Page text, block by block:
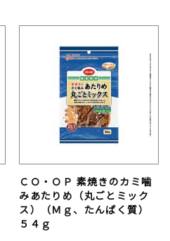
ＣＯ・ＯＰ 素焼きのカミ噛
みあたりめ（丸ごとミック
ス）（Ｍｇ、たんぱく質）
５４ｇ